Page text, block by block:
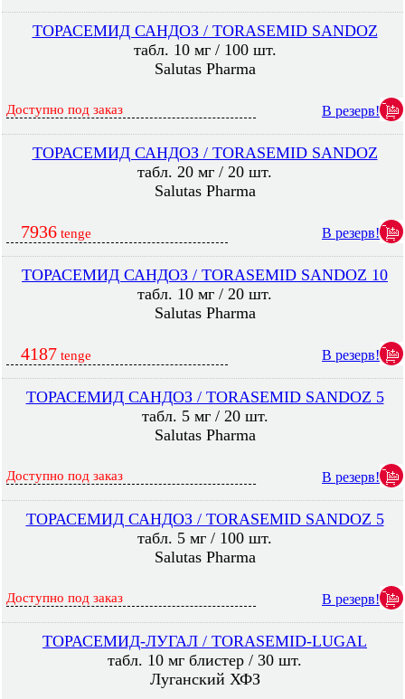
ТОРАСЕМИД САНДОЗ / TORASEMID SANDOZ
табл. 10 мг / 100 шт.
Salutas Pharma
Доступно под заказ В резерв!
ТОРАСЕМИД САНДОЗ / TORASEMID SANDOZ
табл. 20 мг / 20 шт.
Salutas Pharma
7936 tenge В резерв!
ТОРАСЕМИД САНДОЗ / TORASEMID SANDOZ 10
табл. 10 мг / 20 шт.
Salutas Pharma
4187 tenge В резерв!
ТОРАСЕМИД САНДОЗ / TORASEMID SANDOZ 5
табл. 5 мг / 20 шт.
Salutas Pharma
Доступно под заказ В резерв!
ТОРАСЕМИД САНДОЗ / TORASEMID SANDOZ 5
табл. 5 мг / 100 шт.
Salutas Pharma
Доступно под заказ В резерв!
ТОРАСЕМИД-ЛУГАЛ / TORASEMID-LUGAL
табл. 10 мг блистер / 30 шт.
Луганский ХФЗ